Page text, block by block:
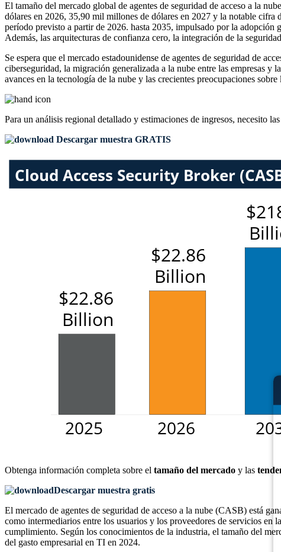
El tamaño del mercado global de agentes de seguridad de acceso a la
dólares en 2026, 35,90 mil millones de dólares en 2027 y la notable
período previsto a partir de 2026. hasta 2035, impulsado por la adopción
Además, las arquitecturas de confianza cero, la integración de la
Se espera que el mercado estadounidense de agentes de seguridad de
ciberseguridad, la migración generalizada a la nube entre las empresas y
avances en la tecnología de la nube y las crecientes preocupaciones
Para un análisis regional detallado y estimaciones de ingresos, necesito las
Descargar muestra GRATIS
Obtenga información completa sobre el tamaño del mercado y las
Descargar muestra gratis
El mercado de agentes de seguridad de acceso a la nube (CASB) está
como intermediarios entre los usuarios y los proveedores de servicios en
cumplimiento. Según los conocimientos de la industria, el tamaño del
del gasto empresarial en TI en 2024.